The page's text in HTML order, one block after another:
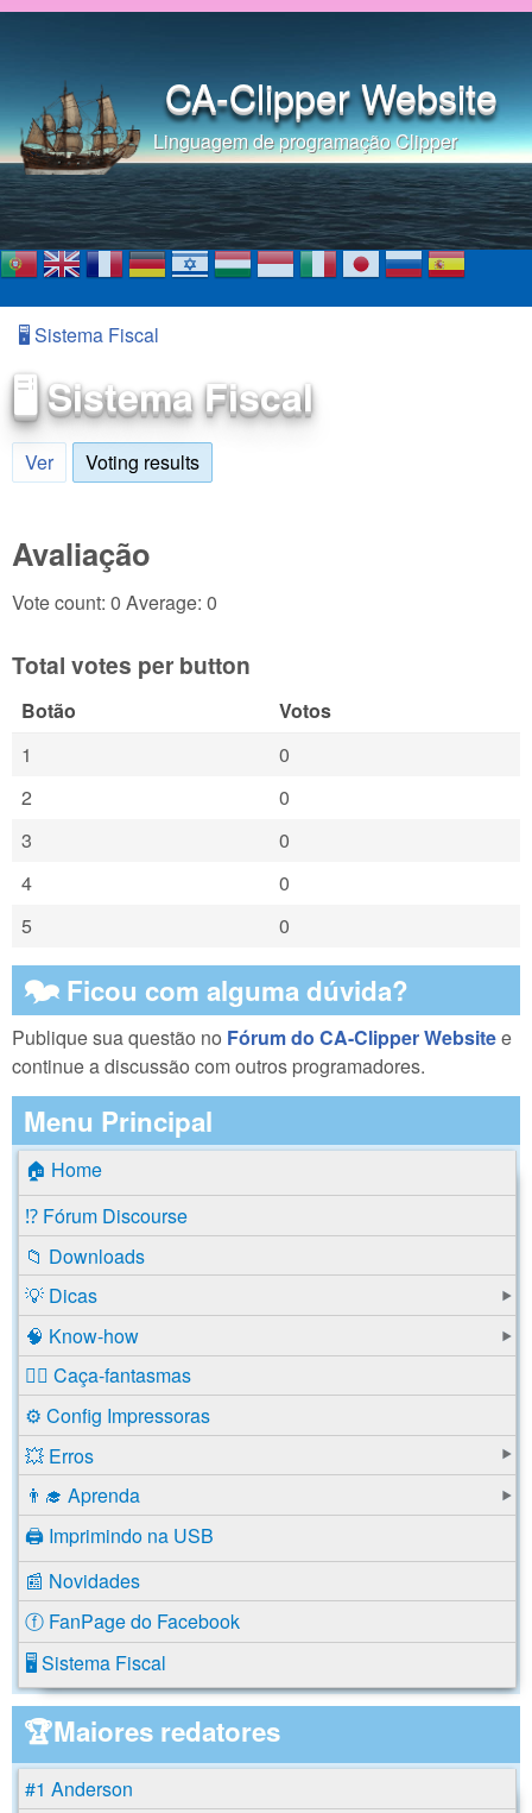
Pular para o conteúdo
CA-Clipper Website
Linguagem de programação Clipper
Você está aqui
🖥️ Sistema Fiscal
🖥️ Sistema Fiscal
Ver Voting results
Avaliação
Vote count: 0 Average: 0
Total votes per button
Botão
Votos
1
0
2
0
3
0
4
0
5
0
🗫 Ficou com alguma dúvida?
Publique sua questão no Fórum do CA-Clipper Websitee
continue a discussão com outros programadores.
Menu Principal
🏠 Home
⁉️ Fórum Discourse
📁 Downloads
💡 Dicas
🧠 Know-how
🕵️‍♂️ Caça-fantasmas
⚙️ Config Impressoras
💥 Erros
👨‍🎓 Aprenda
🖨️ Imprimindo na USB
📰 Novidades
ⓕ FanPage do Facebook
🖥️ Sistema Fiscal
🏆Maiores redatores
#1 Anderson